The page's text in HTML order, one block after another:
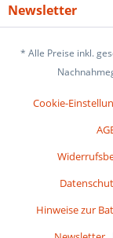
Newsletter
* Alle Preise inkl.
Cookie-
Hinweise zur